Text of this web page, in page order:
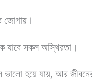
জোগায়।
যাবে সকল অস্থিরতা।
হয়ে যায়, আর